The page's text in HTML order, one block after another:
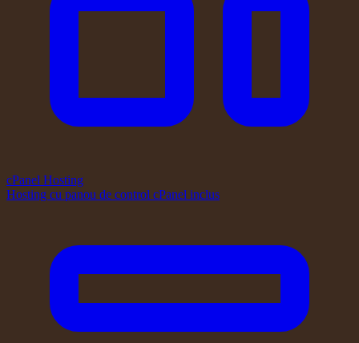
cPanel Hosting
Hosting cu panou de control cPanel inclus